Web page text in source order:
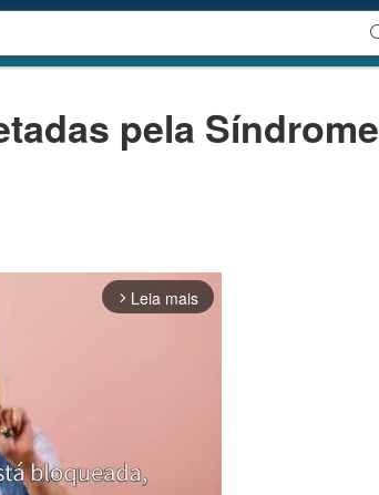
pela Síndrome
arrow_forward_ios Leia mais